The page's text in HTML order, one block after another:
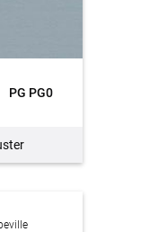
PG PG0